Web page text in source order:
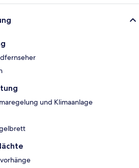
und Klimaanlage